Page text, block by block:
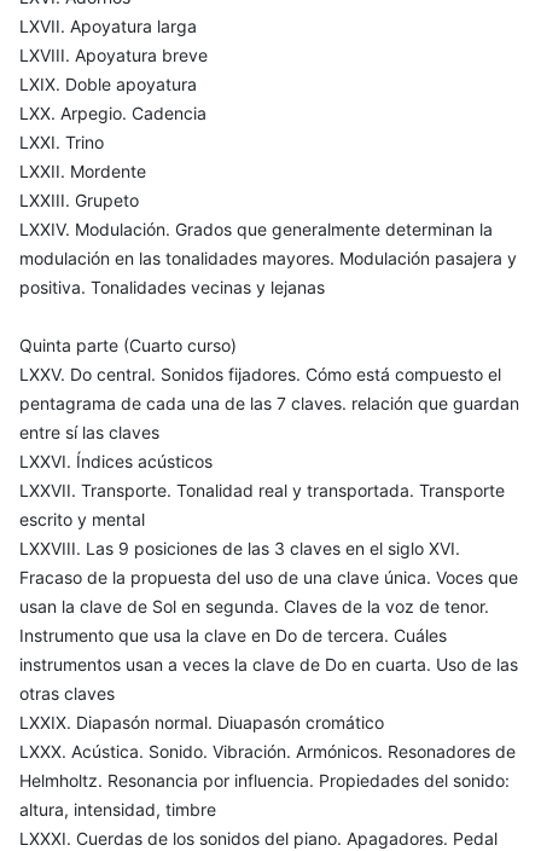
LXVII. Apoyatura larga
LXVIII. Apoyatura breve
LXIX. Doble apoyatura
LXX. Arpegio. Cadencia
LXXI. Trino
LXXII. Mordente
LXXIII. Grupeto
LXXIV. Modulación. Grados que generalmente determinan la
modulación en las tonalidades mayores. Modulación pasajera y
positiva. Tonalidades vecinas y lejanas
Quinta parte (Cuarto curso)
LXXV. Do central. Sonidos fijadores. Cómo está compuesto el
pentagrama de cada una de las 7 claves. relación que guardan
entre sí las claves
LXXVI. Índices acústicos
LXXVII. Transporte. Tonalidad real y transportada. Transporte
escrito y mental
LXXVIII. Las 9 posiciones de las 3 claves en el siglo XVI.
Fracaso de la propuesta del uso de una clave única. Voces que
usan la clave de Sol en segunda. Claves de la voz de tenor.
Instrumento que usa la clave en Do de tercera. Cuáles
instrumentos usan a veces la clave de Do en cuarta. Uso de las
otras claves
LXXIX. Diapasón normal. Diuapasón cromático
LXXX. Acústica. Sonido. Vibración. Armónicos. Resonadores de
Helmholtz. Resonancia por influencia. Propiedades del sonido:
altura, intensidad, timbre
LXXXI. Cuerdas de los sonidos del piano. Apagadores. Pedal